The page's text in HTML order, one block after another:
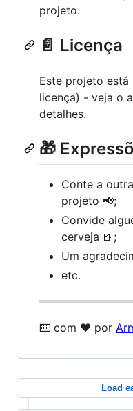
projeto.
📄 Licença
Este projeto está
licença) - veja o
detalhes.
🎁
Conte a
projeto 📢;
Convide
cerveja 🍺;
Um
etc.
⌨️ com ❤️ por
Load